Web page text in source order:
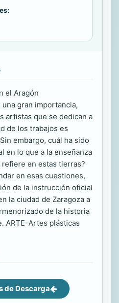
el Aragón
gran importancia,
artistas que se dedican a
de los trabajos es
embargo, cuál ha sido
en lo que a la enseñanza
en estas tierras?
en esas cuestiones,
de la instrucción oficial
la ciudad de Zaragoza a
de la historia
ARTE-Artes plásticas
de Descarga